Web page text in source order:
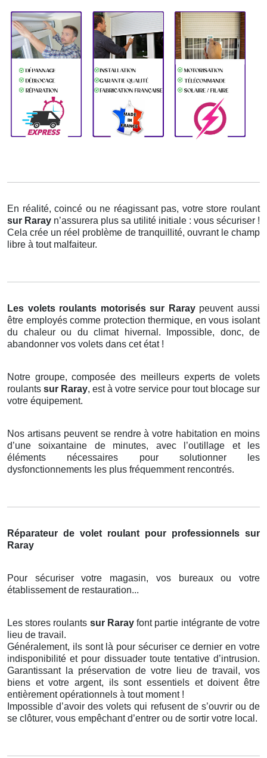
En réalité, coincé ou ne réagissant pas, votre store roulant
sur Raray n’assurera plus sa utilité initiale : vous sécuriser !
Cela crée un réel problème de tranquillité, ouvrant le champ
libre à tout malfaiteur.
Les volets roulants motorisés sur Raray peuvent aussi
être employés comme protection thermique, en vous isolant
du chaleur ou du climat hivernal. Impossible, donc, de
abandonner vos volets dans cet état !
Notre groupe, composée des meilleurs experts de volets
roulants sur Raray, est à votre service pour tout blocage sur
votre équipement.
Nos artisans peuvent se rendre à votre habitation en moins
d’une soixantaine de minutes, avec l’outillage et les
éléments nécessaires pour solutionner les
dysfonctionnements les plus fréquemment rencontrés.
Réparateur de volet roulant pour professionnels sur
Raray
Pour sécuriser votre magasin, vos bureaux ou votre
établissement de restauration...
Les stores roulants sur Rarayfont partie intégrante de votre
lieu de travail.
Généralement, ils sont là pour sécuriser ce dernier en votre
indisponibilité et pour dissuader toute tentative d’intrusion.
Garantissant la préservation de votre lieu de travail, vos
biens et votre argent, ils sont essentiels et doivent être
entièrement opérationnels à tout moment !
Impossible d’avoir des volets qui refusent de s’ouvrir ou de
se clôturer, vous empêchant d’entrer ou de sortir votre local.